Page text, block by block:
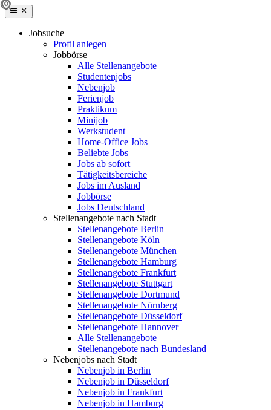
Jobsuche
Profil anlegen
Jobbörse
Alle Stellenangebote
Studentenjobs
Nebenjob
Ferienjob
Praktikum
Minijob
Werkstudent
Home-Office Jobs
Beliebte Jobs
Jobs ab sofort
Tätigkeitsbereiche
Jobs im Ausland
Jobbörse
Jobs Deutschland
Stellenangebote nach Stadt
Stellenangebote Berlin
Stellenangebote Köln
Stellenangebote München
Stellenangebote Hamburg
Stellenangebote Frankfurt
Stellenangebote Stuttgart
Stellenangebote Dortmund
Stellenangebote Nürnberg
Stellenangebote Düsseldorf
Stellenangebote Hannover
Alle Stellenangebote
Stellenangebote nach Bundesland
Nebenjobs nach Stadt
Nebenjob in Berlin
Nebenjob in Düsseldorf
Nebenjob in Frankfurt
Nebenjob in Hamburg